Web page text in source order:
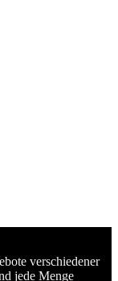
verschiedener
jede Menge